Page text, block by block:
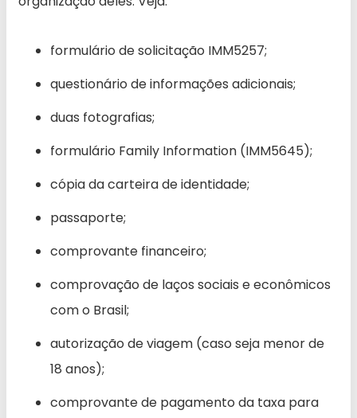
formulário de solicitação IMM5257;
questionário de informações adicionais;
duas fotografias;
formulário Family Information (IMM5645);
cópia da carteira de identidade;
passaporte;
comprovante financeiro;
comprovação de laços sociais e econômicos
com o Brasil;
autorização de viagem (caso seja menor de
18 anos);
comprovante de pagamento da taxa para